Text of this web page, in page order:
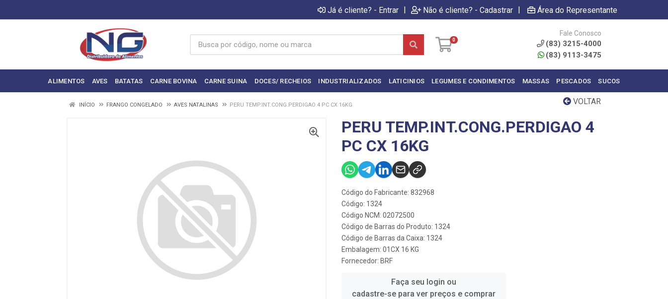
Já é cliente? - Entrar | Não é cliente? - Cadastrar | Área do Representante
0
Fale Conosco
(83) 3215-4000
(83) 9113-3475
ALIMENTOS AVES BATATAS CARNE BOVINA CARNE SUINA DOCES/ RECHEIOS INDUSTRIALIZADOS LATICINIOS LEGUMES E CONDIMENTOS MASSAS PESCADOS SUCOS
VOLTAR
INÍCIO FRANGO CONGELADO AVES NATALINAS PERU TEMP.INT.CONG.PERDIGAO 4 PC CX 16KG
PERU TEMP.INT.CONG.PERDIGAO 4
PC CX 16KG
Código do Fabricante: 832968
Código: 1324
Código NCM: 02072500
Código de Barras do Produto: 1324
Código de Barras da Caixa: 1324
Embalagem: 01CX 16 KG
Fornecedor: BRF
Faça seu login ou
cadastre-se para ver preços e comprar